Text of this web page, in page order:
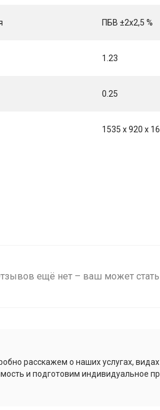
ПБВ ±2x2,5 %
1.23
0.25
1535 x 920 x
ещё нет – ваш может
расскажем о наших услугах,
и подготовим индивидуальное